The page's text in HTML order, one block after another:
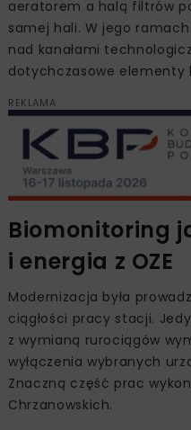
aeratorem a halą filtrów
samej hali. W jego
nad kanałami
dotychczasowe elementy
REKLAMA
Biomonitoring
i energia z OZE
Modernizacja była
ciągłości pracy stacji.
z wymianą rurociągów
wyłączenia wybranych
Znaczną część prac
Chrzanowskich.